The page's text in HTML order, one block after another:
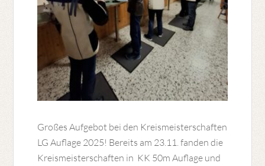
Großes Aufgebot bei den Kreismeisterschaften
LG Auflage 2025! Bereits am 23.11. fanden die
Kreismeisterschaften in KK 50m Auflage und